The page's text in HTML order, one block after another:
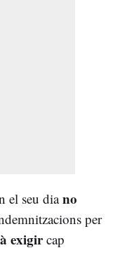
el seu diano
per
exigircap